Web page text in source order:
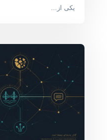
یکی از...